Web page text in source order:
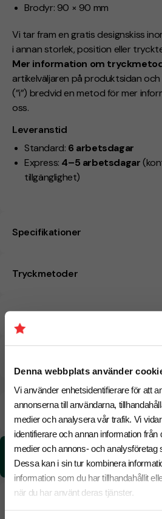
Denna webbplats använder
Vi använder enhetsidentifierare för att
annonserna till användarna,
medier och analysera vår trafik. Vi
identifierare och annan information från
medier och annons- och
Dessa kan i sin tur kombinera
information som du har tillhandahållit
när du har använt deras tjänster.
Brodyr: 90 × 90 mm
Vi tar fram en gratis designskiss
i annan storlek, position eller
Mer information om
artikelväljaren på produktsidan
(”i”) bredvid en metod för mer
oss.
Leveranstid
Standard: 6 arbetsdagar
Express: 4–5 arbetsdagar
tillgänglighet)
Specifikationer
Tryckmetoder
Pristabell
17 Augusti Beräknad
Snabbare
CO₂e -avtryck:
1,15984754597152 kg CO₂e /